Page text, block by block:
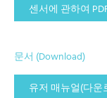
센서에 관하여
문서 (Download)
유저 매뉴얼(다운